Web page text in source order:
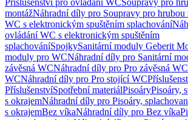
Příslušenství pro ovládání WCSoupravy pro
montážNáhradní díly pro Soupravy pro hrubou
WC s elektronickým spuštěním splachování
ovládání WC s elektronickým spuštěním
splachováníSpojkySanitární moduly Geberit
moduly pro WCNáhradní díly pro Sanitární
závěsná WCNáhradní díly pro Pro závěsná WC
WCNáhradní díly pro Pro stojící WC
PříslušenstvíSpotřební materiálPisoáryPisoáry,
s okrajemNáhradní díly pro Pisoáry,
s okrajemBez víkaNáhradní díly pro Bez víka